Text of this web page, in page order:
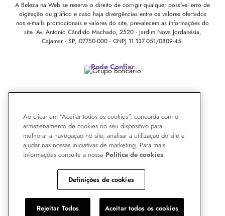
A Beleza na Web se reserva o direito de corrigir qualquer possível erro de
digitação ou gráfico e caso haja divergências entre os valores ofertados
nos e-mails promocionais e valores do site, prevalecem as informações do
site. Av. Antonio Cândido Machado, 2520 - Jardim Nova Jordanésia,
Cajamar - SP, 07750-000 - CNPJ 11.137.051/0809-45.
Pode Confiar
Ao clicar em "Aceitar todos os cookies", concorda com o
armazenamento de cookies no seu dispositivo para
melhorar a navegação no site, analisar a utilização do site e
ajudar nas nossas iniciativas de marketing. Para mais
informações consulte a nossa Politica de cookies
Definições de cookies
Rejeitar Todos Aceitar todos os cookies